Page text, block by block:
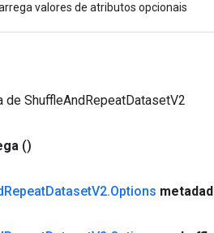
valores de atributos opcionais
de ShuffleAndRepeatDatasetV2
()
RepeatDatasetV2.Options